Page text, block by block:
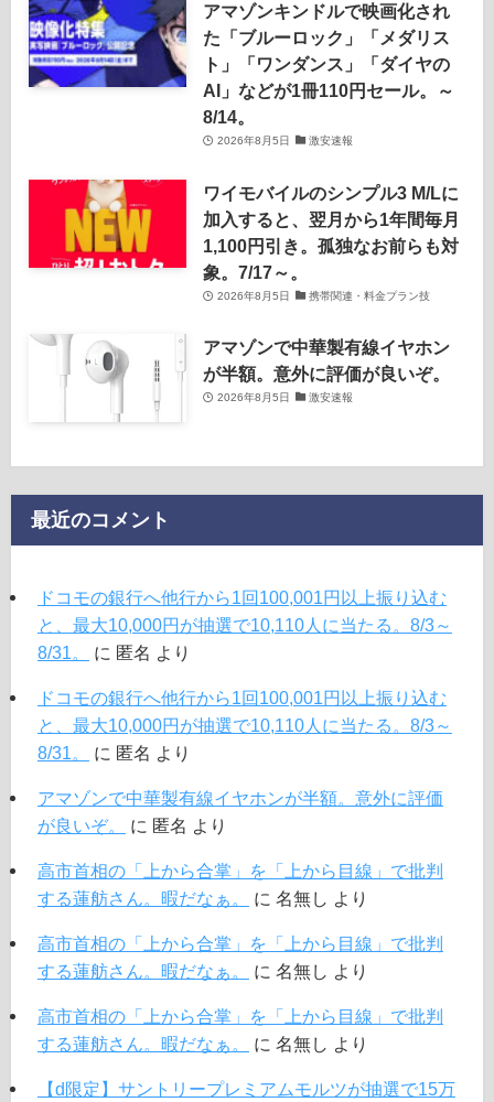
アマゾンキンドルで映画化され
た「ブルーロック」「メダリス
ト」「ワンダンス」「ダイヤの
AI」などが1冊110円セール。～
8/14。
2026年8月5日 激安速報
ワイモバイルのシンプル3 M/Lに
加入すると、翌月から1年間毎月
1,100円引き。孤独なお前らも対
象。7/17～。
2026年8月5日 携帯関連・料金プラン技
アマゾンで中華製有線イヤホン
が半額。意外に評価が良いぞ。
2026年8月5日 激安速報
最近のコメント
ドコモの銀行へ他行から1回100,001円以上振り込む
と、最大10,000円が抽選で10,110人に当たる。8/3～
8/31。
に 匿名 より
ドコモの銀行へ他行から1回100,001円以上振り込む
と、最大10,000円が抽選で10,110人に当たる。8/3～
8/31。
に 匿名 より
アマゾンで中華製有線イヤホンが半額。意外に評価
が良いぞ。
に 匿名 より
高市首相の「上から合掌」を「上から目線」で批判
する蓮舫さん。暇だなぁ。
に 名無し より
高市首相の「上から合掌」を「上から目線」で批判
する蓮舫さん。暇だなぁ。
に 名無し より
高市首相の「上から合掌」を「上から目線」で批判
する蓮舫さん。暇だなぁ。
に 名無し より
【d限定】サントリープレミアムモルツが抽選で15万